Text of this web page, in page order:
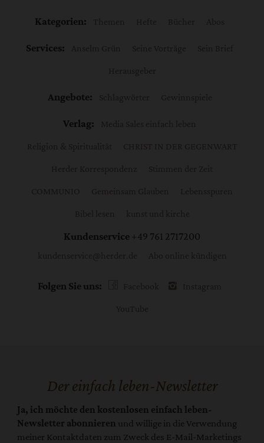
Kategorien:
Services:
Angebote:
Verlag:
Kundenservice +49 761 2717200
Folgen Sie uns:
Der einfach leben-Newsletter
Ja, ich möchte den kostenlosen einfach leben-
Newsletter abonnieren und willige in die Verwendung
meiner Kontaktdaten zum Zweck des E-Mail-Marketings